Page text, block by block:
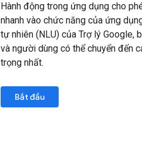
Hành động trong ứng dụng cho
nhanh vào chức năng của ứng
tự nhiên (NLU) của Trợ lý Google,
và người dùng có thể chuyển đến
trọng nhất.
Bắt đầu